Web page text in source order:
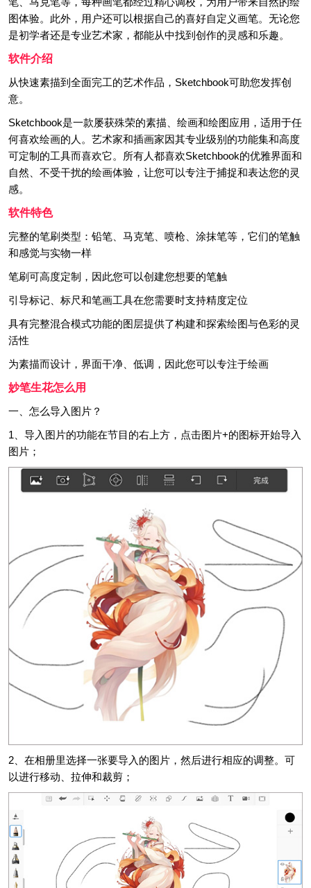
图体验。此外，用户还可以根据自己的喜好自定义画笔。无论您
是初学者还是专业艺术家，都能从中找到创作的灵感和乐趣。
软件介绍
从快速素描到全面完工的艺术作品，Sketchbook可助您发挥创
意。
Sketchbook是一款屡获殊荣的素描、绘画和绘图应用，适用于任
何喜欢绘画的人。艺术家和插画家因其专业级别的功能集和高度
可定制的工具而喜欢它。所有人都喜欢Sketchbook的优雅界面和
自然、不受干扰的绘画体验，让您可以专注于捕捉和表达您的灵
感。
软件特色
完整的笔刷类型：铅笔、马克笔、喷枪、涂抹笔等，它们的笔触
和感觉与实物一样
笔刷可高度定制，因此您可以创建您想要的笔触
引导标记、标尺和笔画工具在您需要时支持精度定位
具有完整混合模式功能的图层提供了构建和探索绘图与色彩的灵
活性
为素描而设计，界面干净、低调，因此您可以专注于绘画
妙笔生花怎么用
一、怎么导入图片？
1、导入图片的功能在节目的右上方，点击图片+的图标开始导入
图片；
2、在相册里选择一张要导入的图片，然后进行相应的调整。可
以进行移动、拉伸和裁剪；